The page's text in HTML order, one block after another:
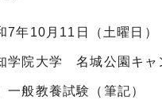
7年10月11日（土曜日）
学院大学 名城公園キャ
一般教養試験（筆記）